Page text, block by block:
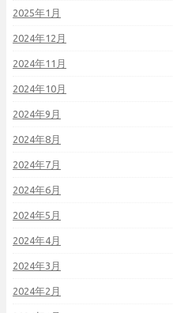
2025年1月
2024年12月
2024年11月
2024年10月
2024年9月
2024年8月
2024年7月
2024年6月
2024年5月
2024年4月
2024年3月
2024年2月